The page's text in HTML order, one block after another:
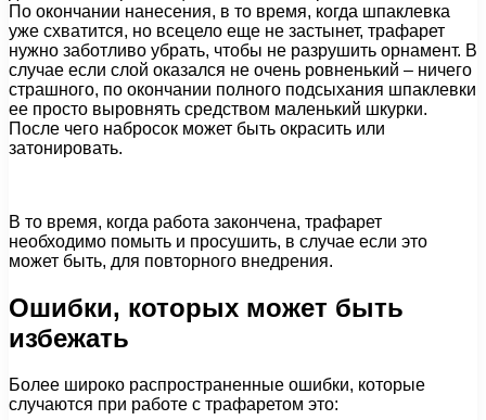
По окончании нанесения, в то время, когда шпаклевка
уже схватится, но всецело еще не застынет, трафарет
нужно заботливо убрать, чтобы не разрушить орнамент. В
случае если слой оказался не очень ровненький – ничего
страшного, по окончании полного подсыхания шпаклевки
ее просто выровнять средством маленький шкурки.
После чего набросок может быть окрасить или
затонировать.
В то время, когда работа закончена, трафарет
необходимо помыть и просушить, в случае если это
может быть, для повторного внедрения.
Ошибки, которых может быть
избежать
Более широко распространенные ошибки, которые
случаются при работе с трафаретом это: